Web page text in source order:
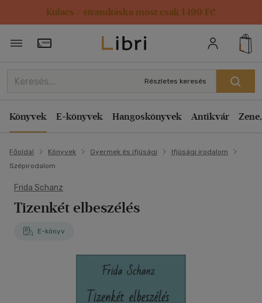
Kulacs / strandtáska most csak 1499 Ft!
Törzsvásárlói Kártya adatai
Részletes keresés
Könyvek E-könyvek Hangoskönyvek Antikvár
Főoldal Könyvek Gyermek és ifjúsági
Ifjúsági irodalom
Szépirodalom
Frida Schanz
Tizenkét elbeszélés
E-könyv